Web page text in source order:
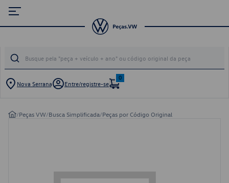
Nova Serrana Entre/registre-se
0
/Peças VW/Busca Simplificada/Peças por Código Original